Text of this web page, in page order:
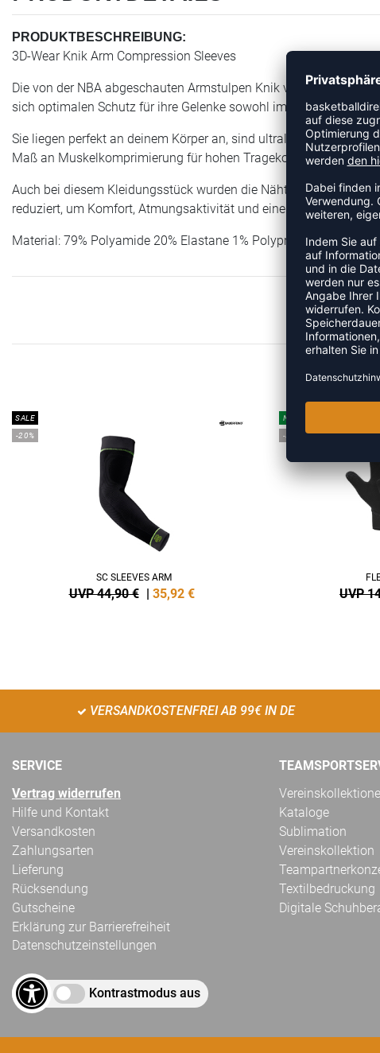
PRODUKTBESCHREIBUNG:
3D-Wear Knik Arm Compression Sleeves
Die von der NBA abgeschauten Armstulpen Knik von Erreà sind
sich optimalen Schutz für ihre Gelenke sowohl im Training als
Sie liegen perfekt an deinem Körper an, sind ultraleicht und
Maß an Muskelkomprimierung für hohen Tragekomfort, ohne
Auch bei diesem Kleidungsstück wurden die Nähte aufgrund
reduziert, um Komfort, Atmungsaktivität und eine ergonomische
Material: 79% Polyamide 20% Elastane 1% Polypropylene
MEHR
SALE
-20%
SC SLEEVES ARM
UVP 44,90 € 35,92 €
NEW
-35%
UVP
VERSANDKOSTENFREI AB 99€ IN DE
SERVICE
Vertrag widerrufen
Hilfe und Kontakt
Versandkosten
Zahlungsarten
Lieferung
Rücksendung
Gutscheine
Erklärung zur Barrierefreiheit
Datenschutzeinstellungen
Kontrastmodus aus
Kataloge
Sublimation
Vereinskollektion
Textilbedruckung
Digitale